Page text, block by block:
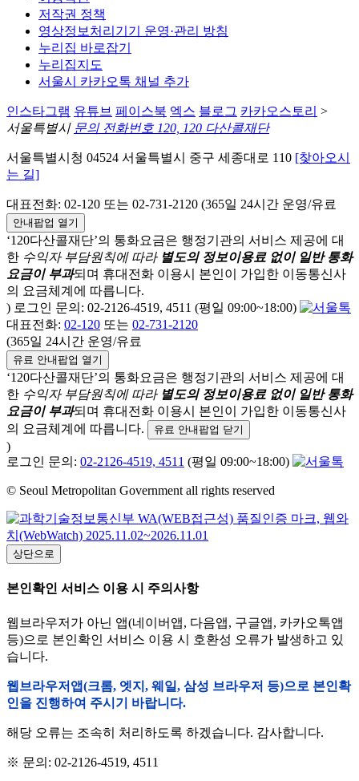
저작권 정책
영상정보처리기기 운영·관리 방침
누리집 바로잡기
누리집지도
서울시 카카오톡 채널 추가
인스타그램 유튜브 페이스북 엑스 블로그 카카오스토리 >
서울특별시 문의 전화번호 120, 120 다산콜재단
서울특별시청 04524 서울특별시 중구 세종대로 110 [찾아오시
는 길]
대표전화: 02-120 또는 02-731-2120 (365일 24시간 운영/유료
안내팝업 열기
‘120다산콜재단’의 통화요금은 행정기관의 서비스 제공에 대
한 수익자 부담원칙에 따라 별도의 정보이용료 없이 일반 통화
요금이 부과되며 휴대전화 이용시 본인이 가입한 이동통신사
의 요금체계에 따릅니다.
) 로그인 문의: 02-2126-4519, 4511 (평일 09:00~18:00)
대표전화: 02-120 또는 02-731-2120
(365일 24시간 운영/유료
유료 안내팝업 열기
‘120다산콜재단’의 통화요금은 행정기관의 서비스 제공에 대
한 수익자 부담원칙에 따라 별도의 정보이용료 없이 일반 통화
요금이 부과되며 휴대전화 이용시 본인이 가입한 이동통신사
의 요금체계에 따릅니다.
유료 안내팝업 닫기
)
로그인 문의: 02-2126-4519, 4511 (평일 09:00~18:00)
© Seoul Metropolitan Government all rights reserved
상단으로
본인확인 서비스 이용 시 주의사항
웹브라우저가 아닌 앱(네이버앱, 다음앱, 구글앱, 카카오톡앱
등)으로 본인확인 서비스 이용 시 호환성 오류가 발생하고 있
습니다.
웹브라우저앱(크롬, 엣지, 웨일, 삼성 브라우저 등)으로 본인확
인을 진행하여 주시기 바랍니다.
해당 오류는 조속히 처리하도록 하겠습니다. 감사합니다.
※ 문의: 02-2126-4519, 4511